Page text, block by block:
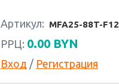
Артикул: MFA25-88T-F12
РРЦ: 0.00BYN
Вход / Регистрация